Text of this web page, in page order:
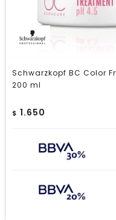
Schwarzkopf BC Color
200 ml
$ 1.650